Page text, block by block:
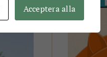
Acceptera alla